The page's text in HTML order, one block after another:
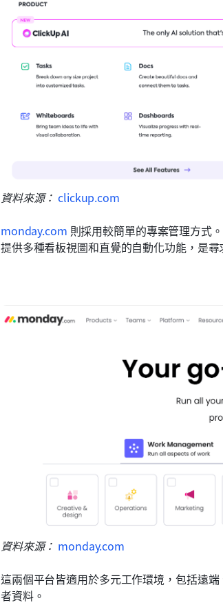
資料來源： clickup.com
monday.com 則採用較簡單的專案管理方式
提供多種看板視圖和直覺的自動化功能，是
資料來源： monday.com
這兩個平台皆適用於多元工作環境，包括遠
者資料。